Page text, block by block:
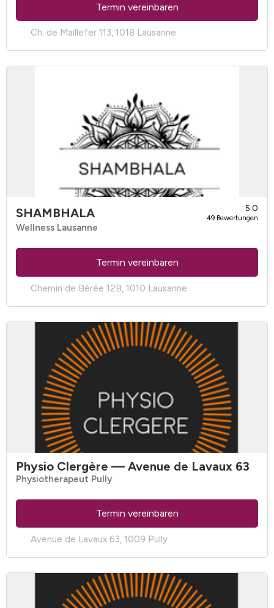
Ch. de Maillefer 113, 1018 Lausanne
Termin vereinbaren
SHAMBHALA 5.0
49 Bewertungen
Wellness Lausanne
Chemin de Bérée 12B, 1010 Lausanne
Termin vereinbaren
Physio Clergère — Avenue de Lavaux 63
Physiotherapeut Pully
Avenue de Lavaux 63, 1009 Pully
Termin vereinbaren